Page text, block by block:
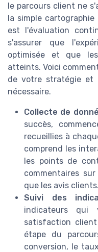
le parcours client ne
la simple cartographie
est l'évaluation
s'assurer que
optimisée et que
atteints. Voici
de votre stratégie et
nécessaire.
Collecte de
succès,
recueillies à
comprend les
les points de
commentaires
que les avis clients.
Suivi des
indicateurs qui
satisfaction
étape du
conversion, le